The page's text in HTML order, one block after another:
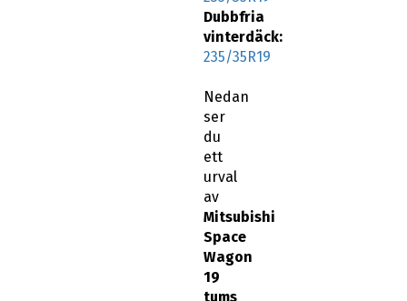
Nedan
ser
ett
urval
av
Mitsubishi
Space
Wagon
19
tums
vinterdäck